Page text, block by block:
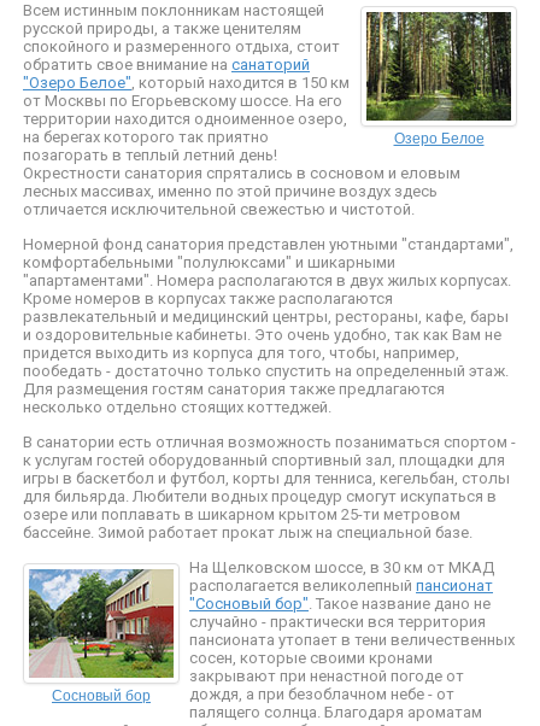
Озеро Белое
Всем истинным поклонникам настоящей
русской природы, а также ценителям
спокойного и размеренного отдыха, стоит
обратить свое внимание на санаторий
"Озеро Белое", который находится в 150 км
от Москвы по Егорьевскому шоссе. На его
территории находится одноименное озеро,
на берегах которого так приятно
позагорать в теплый летний день!
Окрестности санатория спрятались в сосновом и еловым
лесных массивах, именно по этой причине воздух здесь
отличается исключительной свежестью и чистотой.
Номерной фонд санатория представлен уютными "стандартами",
комфортабельными "полулюксами" и шикарными
"апартаментами". Номера располагаются в двух жилых корпусах.
Кроме номеров в корпусах также располагаются
развлекательный и медицинский центры, рестораны, кафе, бары
и оздоровительные кабинеты. Это очень удобно, так как Вам не
придется выходить из корпуса для того, чтобы, например,
пообедать - достаточно только спустить на определенный этаж.
Для размещения гостям санатория также предлагаются
несколько отдельно стоящих коттеджей.
В санатории есть отличная возможность позаниматься спортом -
к услугам гостей оборудованный спортивный зал, площадки для
игры в баскетбол и футбол, корты для тенниса, кегельбан, столы
для бильярда. Любители водных процедур смогут искупаться в
озере или поплавать в шикарном крытом 25-ти метровом
бассейне. Зимой работает прокат лыж на специальной базе.
Сосновый бор
На Щелковском шоссе, в 30 км от МКАД
располагается великолепный пансионат
"Сосновый бор". Такое название дано не
случайно - практически вся территория
пансионата утопает в тени величественных
сосен, которые своими кронами
закрывают при ненастной погоде от
дождя, а при безоблачном небе - от
палящего солнца. Благодаря ароматам